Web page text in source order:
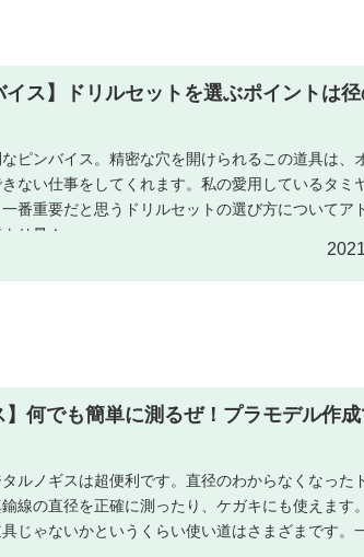
イス】ドリルセットを選ぶポイントは
ピンバイス。精密な穴を開けられるこの道具は、
ない仕事をしてくれます。私の愛用しているタミ
番重要だと思うドリルセットの選び方についてア
り量！
】何でも簡単に測るぜ！プラモデル作
ルノギスは超便利です。直径のわからなくなった
線の直径を正確に測ったり、ケガキにも使えます
じゃないかというくらい使い道はさまざまです。